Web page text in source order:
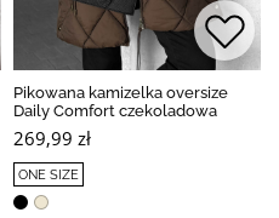
Pikowana kamizelka oversize
Daily Comfort czekoladowa
269,99 zł
ONE SIZE